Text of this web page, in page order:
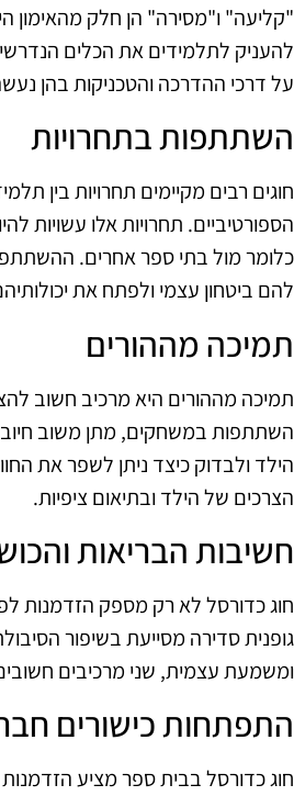
"קליעה" ו"מסירה" הן חלק מהאימון
להעניק לתלמידים את הכלים
על דרכי ההדרכה והטכניקות בהן
השתתפות בתחרויות
חוגים רבים מקיימים תחרויות בין
הספורטיביים. תחרויות אלו עשויות
כלומר מול בתי ספר אחרים.
להם ביטחון עצמי ולפתח את
תמיכה מההורים
תמיכה מההורים היא מרכיב חשוב
השתתפות במשחקים, מתן משוב
הילד ולבדוק כיצד ניתן לשפר את
הצרכים של הילד ובתיאום ציפיות.
חשיבות הבריאות
חוג כדורסל לא רק מספק הזדמנות
גופנית סדירה מסייעת בשיפור
ומשמעת עצמית, שני מרכיבים
התפתחות כישורים
חוג כדורסל בבית ספר מציע